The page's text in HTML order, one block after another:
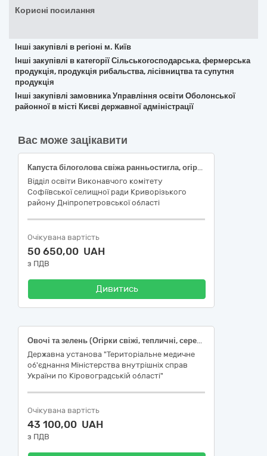
Корисні посилання
Інші закупівлі в регіоні м. Київ
Інші закупівлі в категорії Сільськогосподарська, фермерська
продукція, продукція рибальства, лісівництва та супутня
продукція
Інші закупівлі замовника Управління освіти Оболонської
районної в місті Києві державної адміністрації
Вас може зацікавити
Капуста білоголова свіжа ранньостигла, огірки свіжі тепличні, огірки свіжі польові, помідори (томати) свіжі тепличні, помідори (томати) свіжі польові, перець солодкий свіжий, кабачки свіжі, баклажани (забезпечення продуктами харчування)
Відділ освіти Виконавчого комітету
Софіївської селищної ради Криворізького
району Дніпропетровської області
Очікувана вартість
50 650,00 UAH
з ПДВ
Дивитись
Овочі та зелень (Огірки свіжі, тепличні, середньоплідні (до 25см), ДСТУ 3247; Помідори (томати) свіжі, тепличні, округлі, ДСТУ 3246; Щавель свіжий, першого товарного сорту, ДСТУ 8472; Кріп свіжий, першого товарного сорту, ДСТУ 8624; Кабачки свіжі, першого товарного сорту, довжина 7-26 см; Петрушка молода свіжа, листкова, ДСТУ 6010; )за кодом ДК 021:2015 03220000-9 Овочі, фрукти та горіхи
Державна установа "Територіальне медичне
об'єднання Міністерства внутрішніх справ
України по Кіровоградській області"
Очікувана вартість
43 100,00 UAH
з ПДВ